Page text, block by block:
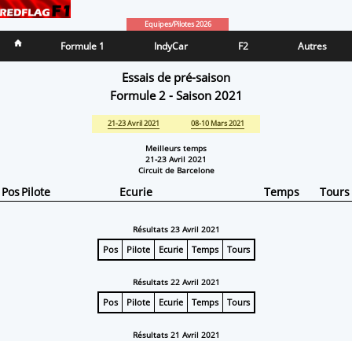
Equipes/Pilotes 2026
Formule 1 IndyCar F2 Autres
Essais de pré-saison
Formule 2 - Saison 2021
21-23 Avril 2021 08-10 Mars 2021
Meilleurs temps
21-23 Avril 2021
Circuit de Barcelone
PosPilote Ecurie Temps Tours
Résultats 23 Avril 2021
Pos
Pilote Ecurie Temps Tours
Résultats 22 Avril 2021
Pos
Pilote Ecurie Temps Tours
Résultats 21 Avril 2021